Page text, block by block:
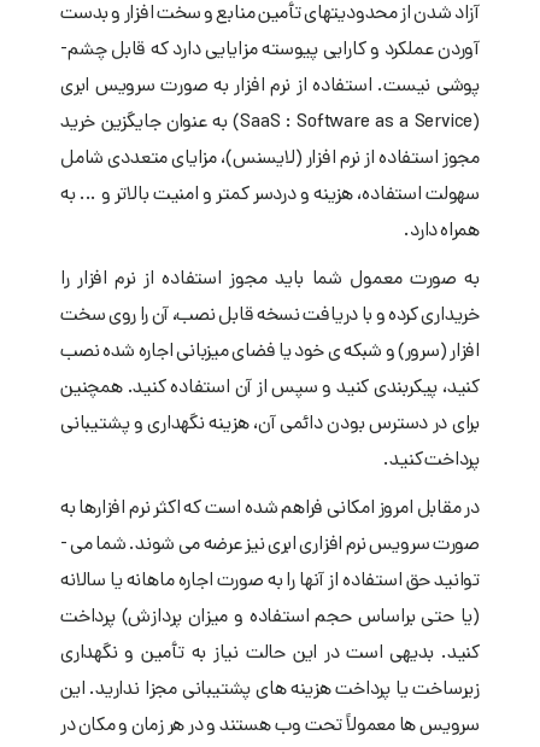
آزاد شدن از محدودیتهای تأمین منابع و سخت­ افزار و بدست
آوردن عملکرد و کارایی پیوسته مزایایی دارد که قابل چشم­
پوشی نیست. استفاده از نرم­ افزار به صورت سرویس ابری
(
SaaS : Software as a Service) به عنوان جایگزین خرید
مجوز استفاده از نرم­ افزار (لایسنس)، مزایای متعددی شامل
سهولت استفاده، هزینه و دردسر کمتر و امنیت بالاتر و ... به
همراه دارد.
به صورت معمول شما باید مجوز استفاده از نرم ­افزار را
خریداری کرده و با دریافت نسخه قابل نصب، آن را روی سخت
­افزار (سرور) و شبکه ی خود یا فضای میزبانی اجاره شده نصب
کنید، پیکربندی کنید و سپس از آن استفاده کنید. همچنین
برای در دسترس بودن دائمی آن، هزینه نگهداری و پشتیبانی
پرداخت کنید.
در مقابل امروز امکانی فراهم شده است که اکثر نرم افزارها به
صورت سرویس نرم­ افزاری ابری نیز عرضه می شوند. شما می ­
توانید حق استفاده از آنها را به صورت اجاره ماهانه یا سالانه
(یا حتی براساس حجم استفاده و میزان پردازش) پرداخت
کنید. بدیهی است در این حالت نیاز به تأمین و نگهداری
زیرساخت یا پرداخت هزینه­ های پشتیبانی مجزا ندارید. این
سرویس ها معمولاً تحت وب هستند و در هر زمان و مکان در